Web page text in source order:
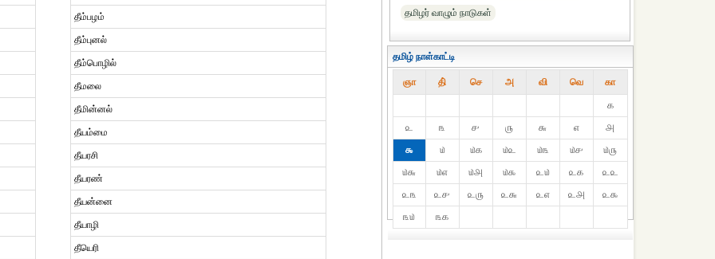
தீம்பழம்
தீம்புனல்
தீம்பொழில்
தீமலை
தீமின்னல்
தீயம்மை
தீயரசி
தீயரண்
தீயன்னை
தீயாழி
தீயெரி
தமிழர் வாழும் நாடுகள்
தமிழ் நாள்காட்டி
ஞா தி் செ அ வி வெ கா
௧
௨
௩ ௪ ௫ ௬ ௭
௮
௯
௰ ௰௧ ௰௨ ௰௩ ௰௪
௰௫
௰௬
௰௭ ௰௮ ௰௯ ௨௰ ௨௧
௨௨
௨௩
௨௪ ௨௫ ௨௬ ௨௭ ௨௮
௨௯
௩௰
௩௧